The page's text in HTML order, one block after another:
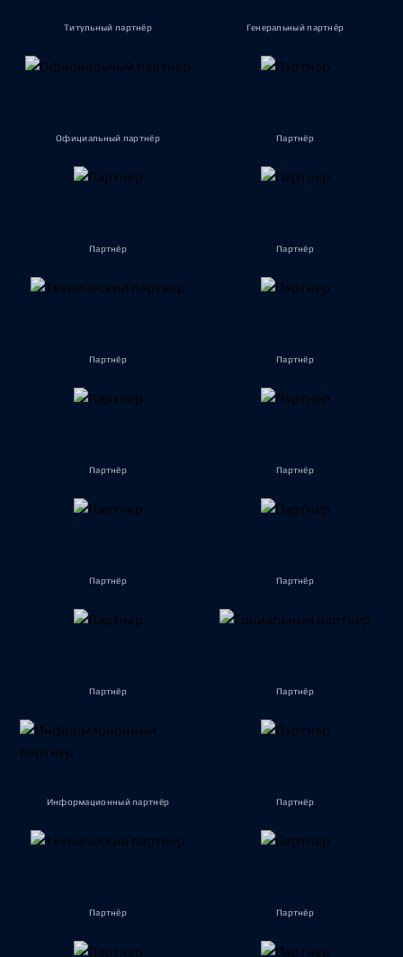
Титульный партнёр Генеральный партнёр
Официальный партнёр Партнёр
Партнёр Партнёр
Партнёр Партнёр
Партнёр Партнёр
Партнёр Партнёр
Партнёр Партнёр
Информационный партнёр Партнёр
Партнёр Партнёр